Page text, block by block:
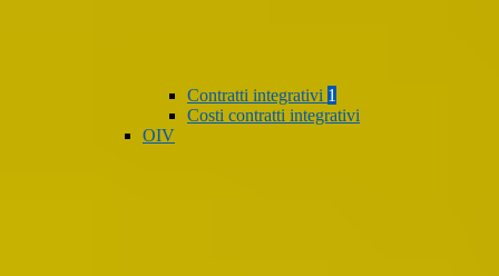
Contratti integrativi 1
Costi contratti integrativi
OIV